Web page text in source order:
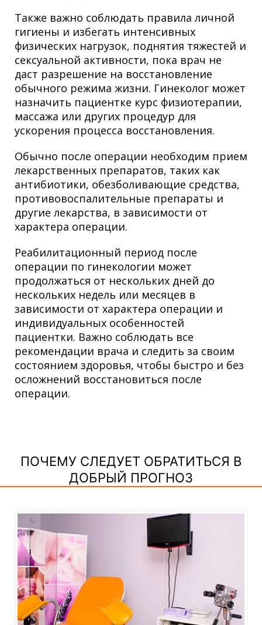
Также важно соблюдать правила личной
гигиены и избегать интенсивных
физических нагрузок, поднятия тяжестей и
сексуальной активности, пока врач не
даст разрешение на восстановление
обычного режима жизни. Гинеколог может
назначить пациентке курс физиотерапии,
массажа или других процедур для
ускорения процесса восстановления.
Обычно после операции необходим прием
лекарственных препаратов, таких как
антибиотики, обезболивающие средства,
противовоспалительные препараты и
другие лекарства, в зависимости от
характера операции.
Реабилитационный период после
операции по гинекологии может
продолжаться от нескольких дней до
нескольких недель или месяцев в
зависимости от характера операции и
индивидуальных особенностей
пациентки. Важно соблюдать все
рекомендации врача и следить за своим
состоянием здоровья, чтобы быстро и без
осложнений восстановиться после
операции.
ПОЧЕМУ СЛЕДУЕТ ОБРАТИТЬСЯ В
ДОБРЫЙ ПРОГНОЗ